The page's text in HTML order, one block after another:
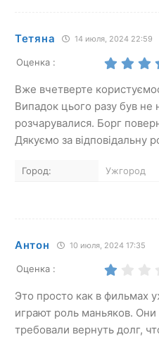
Тетяна 14 июля, 2024 22:59
Оценка :
Вже вчетверте
Випадок цього разу був
розчарувалися. Борг
Дякуємо за відповідальну
Город: Ужгород
Антон 10 июля, 2024 17:35
Оценка :
Это просто как в фильмах
играют роль маньяков.
требовали вернуть долг,